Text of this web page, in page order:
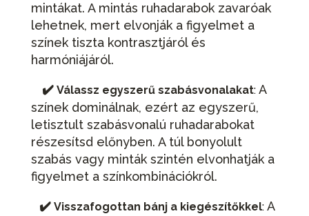
mintákat. A mintás ruhadarabok zavaróak
lehetnek, mert elvonják a figyelmet a
színek tiszta kontrasztjáról és
harmóniájáról.
✔️ Válassz egyszerű szabásvonalakat:A
színek dominálnak, ezért az egyszerű,
letisztult szabásvonalú ruhadarabokat
részesítsd előnyben. A túl bonyolult
szabás vagy minták szintén elvonhatják a
figyelmet a színkombinációkról.
✔️ Visszafogottan bánj a kiegészítőkkel:A